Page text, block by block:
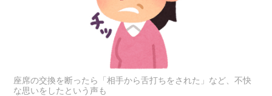
座席の交換を断ったら「相手から舌打ちをされた」など、不快
な思いをしたという声も